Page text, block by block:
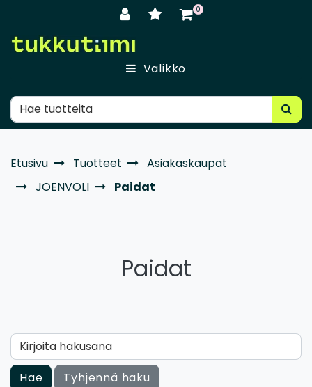
0
Valikko
Etusivu Tuotteet
Asiakaskaupat
JOENVOLI
Paidat
Paidat
Kirjoita hakusana
Hae Tyhjennä haku